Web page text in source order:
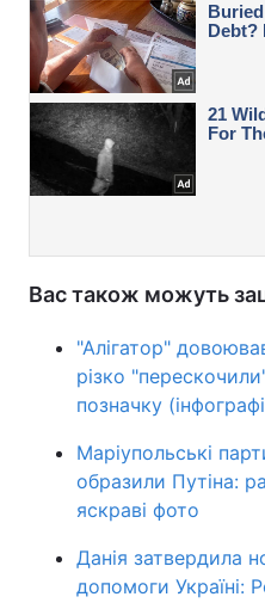
Вас також можуть
"Алігатор"
різко
позначку
Маріупольські
образили Путіна:
яскраві фото
Данія затвердила
допомоги Україні: